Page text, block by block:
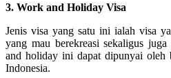
3. Work and Holiday Visa
Jenis visa yang satu ini ialah visa
yang mau berekreasi sekaligus
and holiday ini dapat dipunyai oleh
Indonesia.